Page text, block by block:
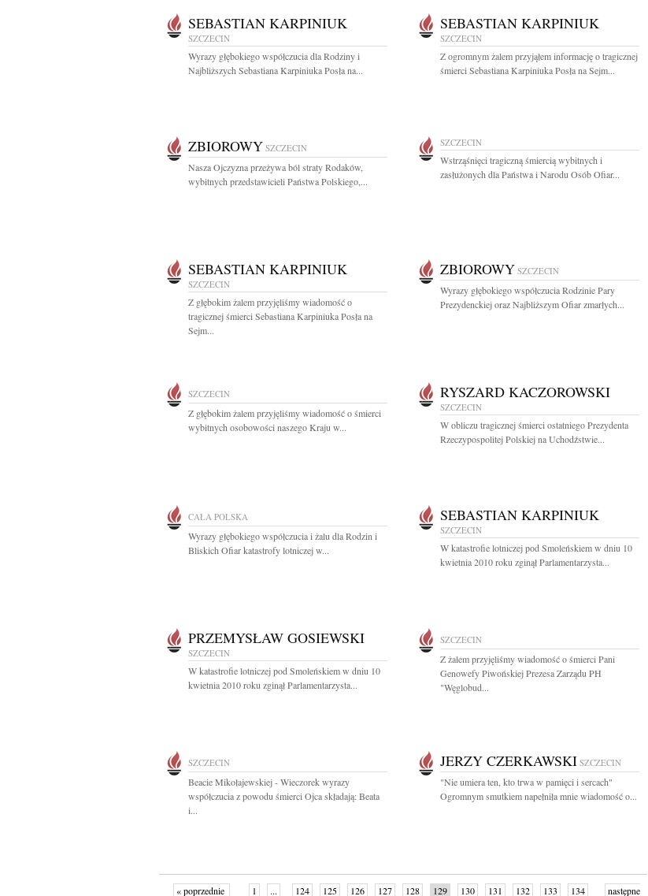
SEBASTIAN KARPINIUK
SZCZECIN
Wyrazy głębokiego współczucia dla Rodziny i
Najbliższych Sebastiana Karpiniuka Posła na...
SEBASTIAN KARPINIUK
SZCZECIN
Z ogromnym żalem przyjąłem informację o tragicznej
śmierci Sebastiana Karpiniuka Posła na Sejm...
ZBIOROWY SZCZECIN
Nasza Ojczyzna przeżywa ból straty Rodaków,
wybitnych przedstawicieli Państwa Polskiego,...
SZCZECIN
Wstrząśnięci tragiczną śmiercią wybitnych i
zasłużonych dla Państwa i Narodu Osób Ofiar...
SEBASTIAN KARPINIUK
SZCZECIN
Z głębokim żalem przyjęliśmy wiadomość o
tragicznej śmierci Sebastiana Karpiniuka Posła na
Sejm...
ZBIOROWY SZCZECIN
Wyrazy głębokiego współczucia Rodzinie Pary
Prezydenckiej oraz Najbliższym Ofiar zmarłych...
SZCZECIN
Z głębokim żalem przyjęliśmy wiadomość o śmierci
wybitnych osobowości naszego Kraju w...
RYSZARD KACZOROWSKI
SZCZECIN
W obliczu tragicznej śmierci ostatniego Prezydenta
Rzeczypospolitej Polskiej na Uchodźstwie...
CAŁA POLSKA
Wyrazy głębokiego współczucia i żalu dla Rodzin i
Bliskich Ofiar katastrofy lotniczej w...
SEBASTIAN KARPINIUK
SZCZECIN
W katastrofie lotniczej pod Smoleńskiem w dniu 10
kwietnia 2010 roku zginął Parlamentarzysta...
PRZEMYSŁAW GOSIEWSKI
SZCZECIN
W katastrofie lotniczej pod Smoleńskiem w dniu 10
kwietnia 2010 roku zginął Parlamentarzysta...
SZCZECIN
Z żalem przyjęliśmy wiadomość o śmierci Pani
Genowefy Piwońskiej Prezesa Zarządu PH
"Węglobud...
SZCZECIN
Beacie Mikołajewskiej - Wieczorek wyrazy
współczucia z powodu śmierci Ojca składają: Beata
i...
JERZY CZERKAWSKI SZCZECIN
"Nie umiera ten, kto trwa w pamięci i sercach"
Ogromnym smutkiem napełniła mnie wiadomość o...
« poprzednie 1 ... 124 125 126 127 128 129 130 131 132 133 134 następne